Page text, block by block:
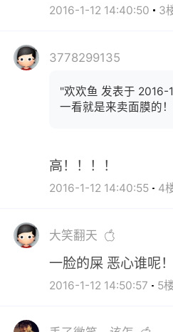
2016-1-12 14:40:50 3
3778299135
"欢欢鱼 发表于 2016-
一看就是来卖面膜的
高！！！！
2016-1-12 14:40:55 4
大笑翻天
一脸的屎 恶心谁呢！
2016-1-12 14:50:57 5